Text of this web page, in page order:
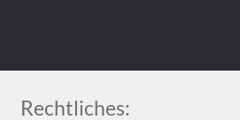
Rechtliches: